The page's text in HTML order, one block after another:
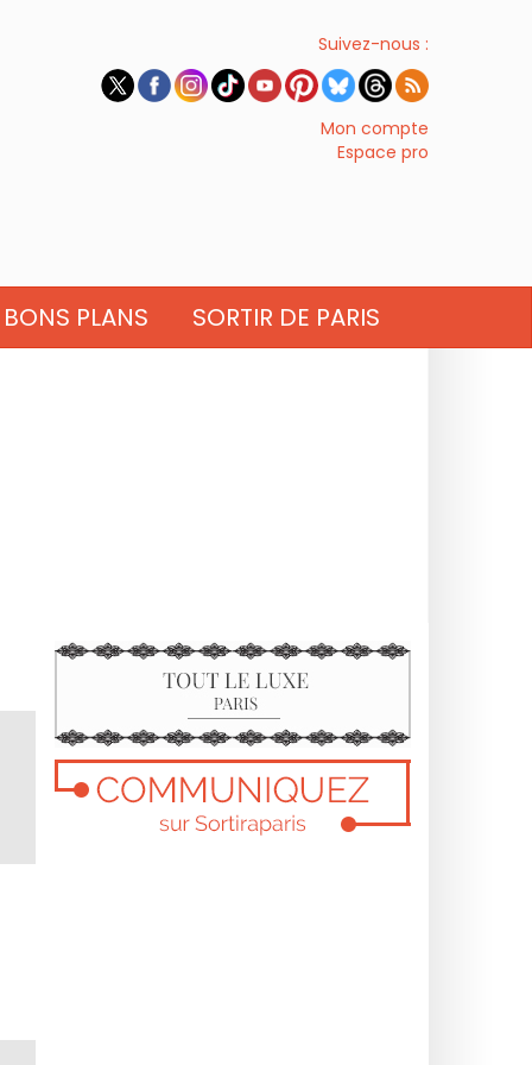
Suivez-nous :
Mon compte
Espace pro
BONS PLANS SORTIR DE PARIS